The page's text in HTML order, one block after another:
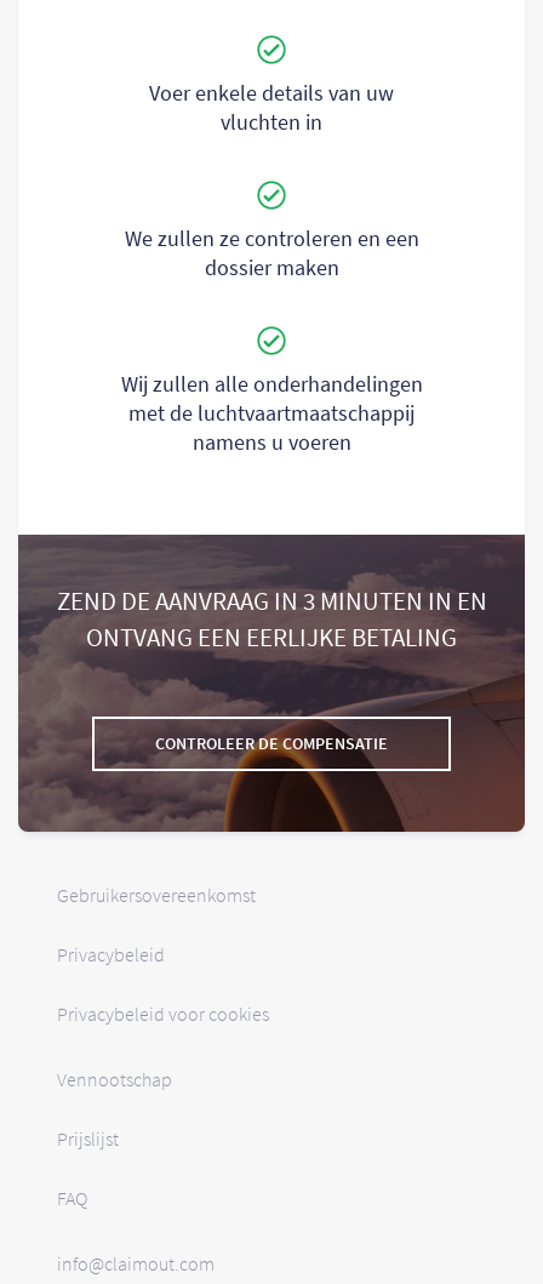
Voer enkele details van uw
vluchten in
We zullen ze controleren en een
dossier maken
Wij zullen alle onderhandelingen
met de luchtvaartmaatschappij
namens u voeren
ZEND DE AANVRAAG IN 3 MINUTEN IN EN
ONTVANG EEN EERLIJKE BETALING
CONTROLEER DE COMPENSATIE
Gebruikersovereenkomst
Privacybeleid
Privacybeleid voor cookies
Vennootschap
Prijslijst
FAQ
info@claimout.com